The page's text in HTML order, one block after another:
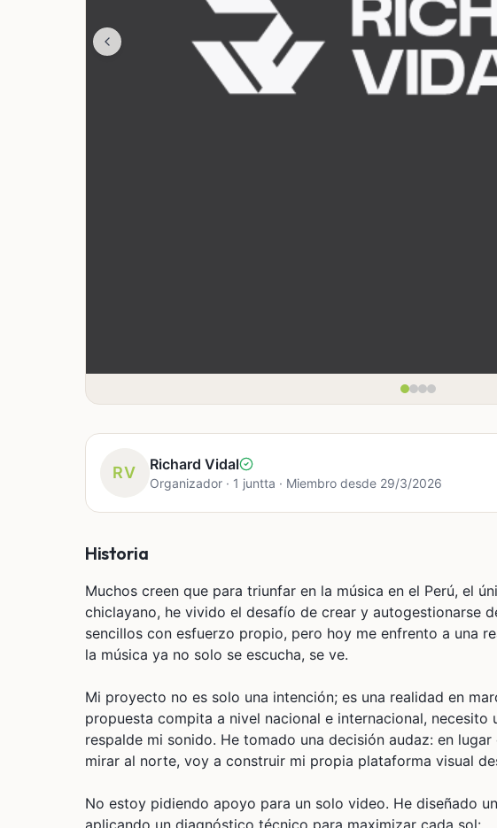
RV Richard Vidal
Organizador · 1 juntta · Miembro desde 29/3/2026
Historia
Muchos creen que para triunfar en la música en el Perú, el
chiclayano, he vivido el desafío de crear y autogestionarse
sencillos con esfuerzo propio, pero hoy me enfrento a una
la música ya no solo se escucha, se ve.
Mi proyecto no es solo una intención; es una realidad en
propuesta compita a nivel nacional e internacional, necesito
respalde mi sonido. He tomado una decisión audaz: en
mirar al norte, voy a construir mi propia plataforma visual
No estoy pidiendo apoyo para un solo video. He diseñado
aplicando un diagnóstico técnico para maximizar cada sol: